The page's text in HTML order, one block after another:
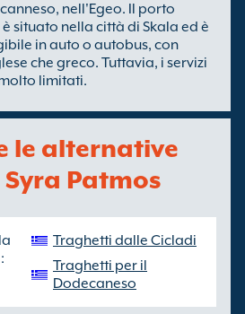
nell'Egeo. Il porto
situato nella città di Skala ed è
in auto o autobus, con
che greco. Tuttavia, i servizi
limitati.
le alternative
Patmos
Traghetti dalle Cicladi
Traghetti per il
Dodecaneso